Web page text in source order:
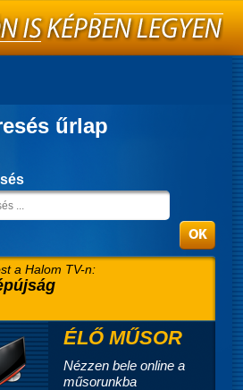
űrlap
a Halom TV-n:
ÉLŐ MŰSOR
Nézzen bele online a
műsorunkba